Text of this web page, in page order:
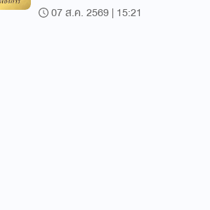
07 ส.ค. 2569 | 15:21